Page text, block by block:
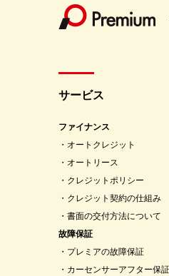
サービス
ファイナンス
オートクレジット
オートリース
クレジットポリシー
クレジット契約の仕組み
書面の交付方法について
故障保証
プレミアの故障保証
カーセンサーアフター保証